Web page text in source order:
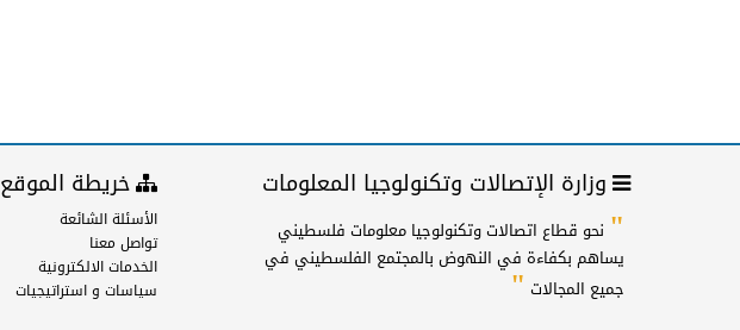
وزارة الإتصالات وتكنولوجيا المعلومات
" نحو قطاع اتصالات وتكنولوجيا معلومات فلسطيني
يساهم بكفاءة في النهوض بالمجتمع الفلسطيني في
جميع المجالات "
خريطة الموقع
الأسئلة الشائعة
تواصل معنا
الخدمات الالكترونية
سياسات و استراتيجيات